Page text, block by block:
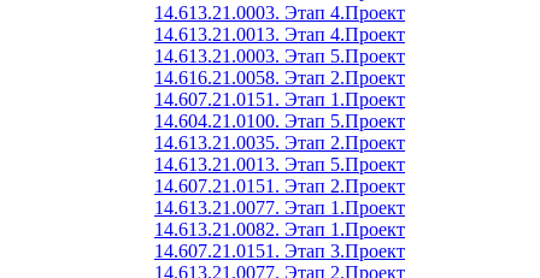
14.613.21.0003. Этап 4.Проект
14.613.21.0013. Этап 4.Проект
14.613.21.0003. Этап 5.Проект
14.616.21.0058. Этап 2.Проект
14.607.21.0151. Этап 1.Проект
14.604.21.0100. Этап 5.Проект
14.613.21.0035. Этап 2.Проект
14.613.21.0013. Этап 5.Проект
14.607.21.0151. Этап 2.Проект
14.613.21.0077. Этап 1.Проект
14.613.21.0082. Этап 1.Проект
14.607.21.0151. Этап 3.Проект
14.613.21.0077. Этап 2.Проект